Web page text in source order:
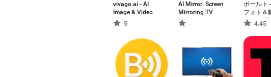
vivago.ai - AI
Image & Video
5
AI Mirror: Screen
Mirroring TV
-
ボールト
フォト＆
4.45